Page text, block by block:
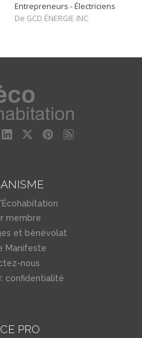
Entrepreneurs - Électriciens
De GCD ÉNERGIE INC
membre
et bénévolat
Manifeste
nous
confidentialité
PRO